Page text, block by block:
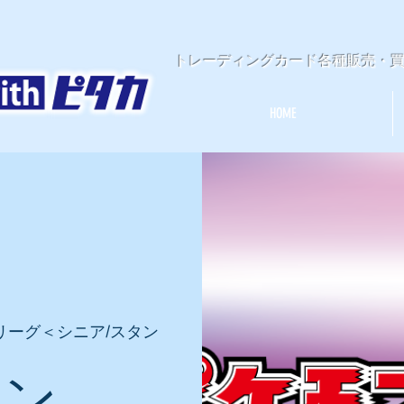
トレーディングカード各種販売
HOME
ーグ＜シニア/スタン